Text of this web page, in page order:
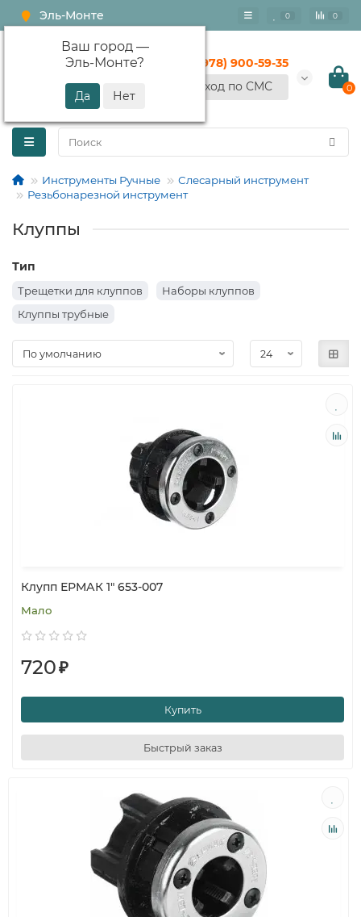
Эль-Монте
Ваш город —
Эль-Монте?
0 0
+7 (978) 900-59-35
Вход по СМС
0
Инструменты Ручные
Слесарный инструмент
Резьбонарезной инструмент
Клуппы
Тип
Трещетки для клуппов
Наборы клуппов
Клуппы трубные
Клупп ЕРМАК 1" 653-007
Мало
720₽
Купить
Быстрый заказ